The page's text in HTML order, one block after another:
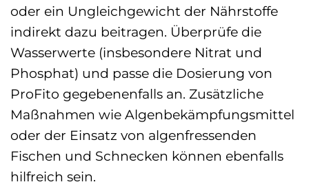
oder ein Ungleichgewicht der Nährstoffe
indirekt dazu beitragen. Überprüfe die
Wasserwerte (insbesondere Nitrat und
Phosphat) und passe die Dosierung von
ProFito gegebenenfalls an. Zusätzliche
Maßnahmen wie Algenbekämpfungsmittel
oder der Einsatz von algenfressenden
Fischen und Schnecken können ebenfalls
hilfreich sein.